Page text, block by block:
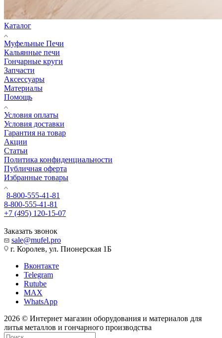
Каталог
Муфельные Печи
Кальянные печи
Гончарные круги
Запчасти
Аксессуары
Материалы
Помощь
Условия оплаты
Условия доставки
Гарантия на товар
Акции
Статьи
Политика конфиденциальности
Публичная оферта
Избранные товары
8-800-555-41-81
8-800-555-41-81
+7 (495) 120-15-07
Заказать звонок
sale@mufel.pro
г. Королев, ул. Пионерская 1Б
Вконтакте
Telegram
Rutube
MAX
WhatsApp
2026 © Интернет магазин оборудования и материалов для
литья металлов и гончарного производства